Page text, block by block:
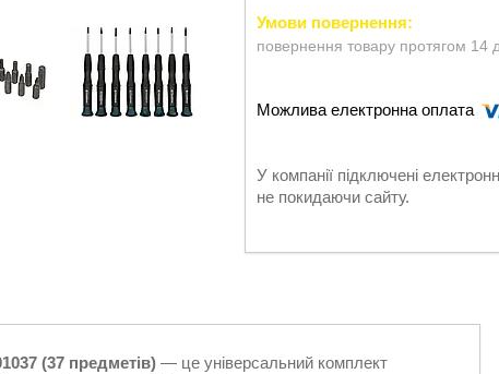
повернення товару протягом 14
У компанії підключені
не покидаючи сайту.
(37 предметів) — це універсальний комплект